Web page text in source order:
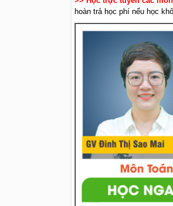
hoàn trả học phí nếu học